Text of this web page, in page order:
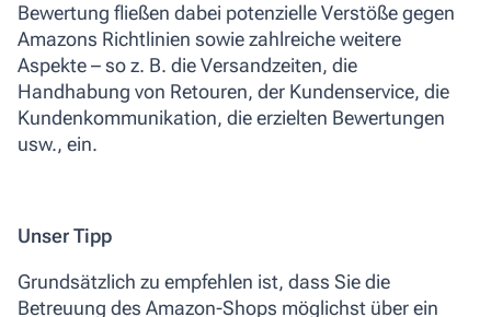
Bewertung fließen dabei potenzielle Verstöße gegen
Amazons Richtlinien sowie zahlreiche weitere
Aspekte – so z. B. die Versandzeiten, die
Handhabung von Retouren, der Kundenservice, die
Kundenkommunikation, die erzielten Bewertungen
usw., ein.
Unser Tipp
Grundsätzlich zu empfehlen ist, dass Sie die
Betreuung des Amazon-Shops möglichst über ein